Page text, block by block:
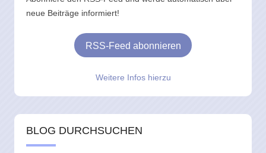
neue Beiträge informiert!
RSS-Feed abonnieren
Weitere Infos hierzu
BLOG DURCHSUCHEN